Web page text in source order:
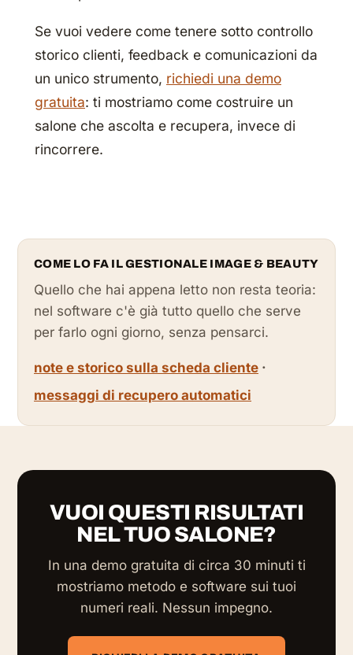
Se vuoi vedere come tenere sotto controllo
storico clienti, feedback e comunicazioni da
un unico strumento, richiedi una demo
gratuita: ti mostriamo come costruire un
salone che ascolta e recupera, invece di
rincorrere.
COME LO FA IL GESTIONALE IMAGE & BEAUTY
Quello che hai appena letto non resta teoria:
nel software c'è già tutto quello che serve
per farlo ogni giorno, senza pensarci.
note e storico sulla scheda cliente ·
messaggi di recupero automatici
VUOI QUESTI RISULTATI
NEL TUO SALONE?
In una demo gratuita di circa 30 minuti ti
mostriamo metodo e software sui tuoi
numeri reali. Nessun impegno.